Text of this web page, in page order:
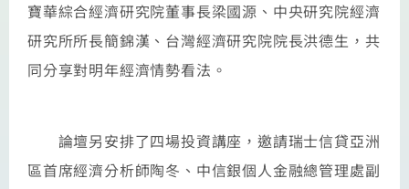
寶華綜合經濟研究院董事長梁國源、中央研究院經濟
研究所所長簡錦漢、台灣經濟研究院院長洪德生，共
同分享對明年經濟情勢看法。
論壇另安排了四場投資講座，邀請瑞士信貸亞洲
區首席經濟分析師陶冬、中信銀個人金融總管理處副